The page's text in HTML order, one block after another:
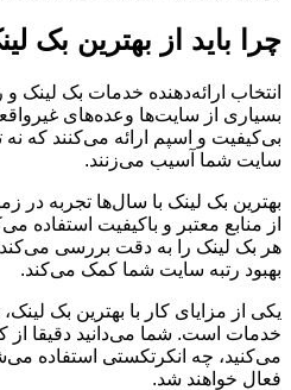
چرا باید از بهترین بک
انتخاب ارائه‌دهنده خدمات بک لینک
بسیاری از سایت‌ها وعده‌های
بی‌کیفیت و اسپم ارائه می‌کنند که نه
سایت شما آسیب می‌زنند.
بهترین بک لینک با سال‌ها تجربه در
از منابع معتبر و باکیفیت
هر بک لینک را به دقت بررسی
بهبود رتبه سایت شما کمک می‌کند.
یکی از مزایای کار با بهترین بک
خدمات است. شما می‌دانید دقیقا از
می‌کنید، چه انکرتکستی استفاده
فعال خواهند شد.